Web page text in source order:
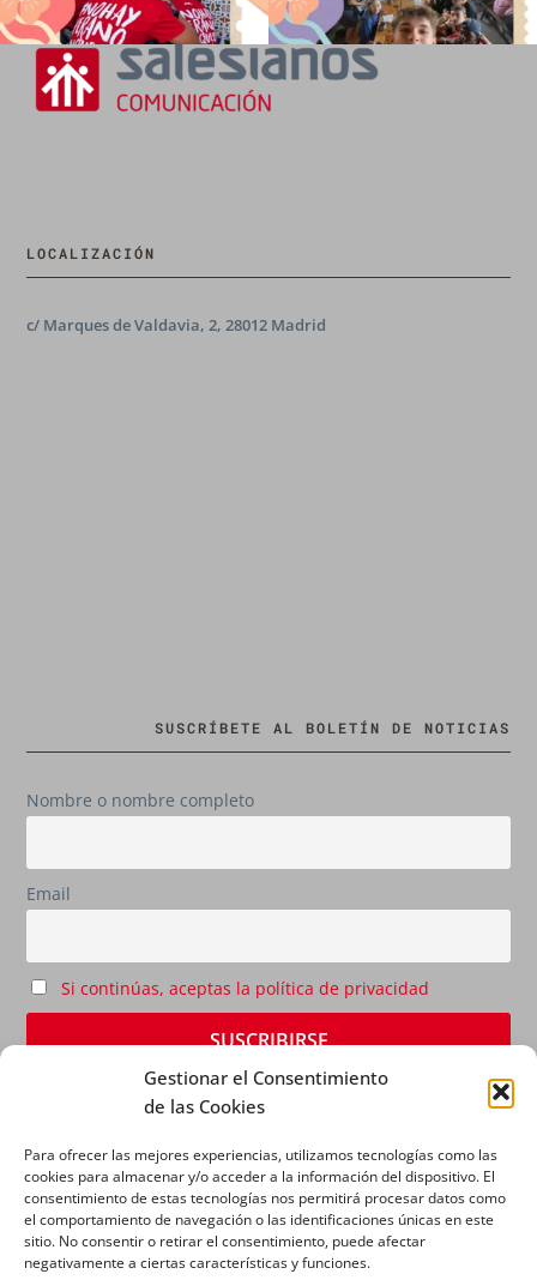
Gestionar el Consentimiento
de las Cookies
Para ofrecer las mejores experiencias, utilizamos tecnologías como las
cookies para almacenar y/o acceder a la información del dispositivo. El
consentimiento de estas tecnologías nos permitirá procesar datos como
el comportamiento de navegación o las identificaciones únicas en este
sitio. No consentir o retirar el consentimiento, puede afectar
negativamente a ciertas características y funciones.
LOCALIZACIÓN
c/ Marques de Valdavia, 2, 28012 Madrid
SUSCRÍBETE AL BOLETÍN DE NOTICIAS
Nombre o nombre completo
Email
Si continúas, aceptas la política de privacidad
AVISO LEGAL|POLÍTICA DE PRIVACIDAD|